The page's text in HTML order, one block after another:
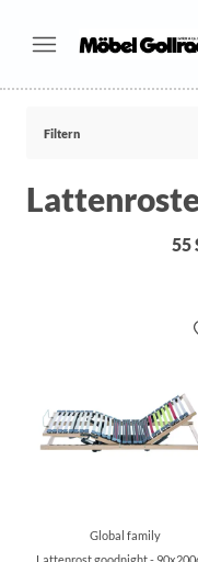
Filtern
55
Global family